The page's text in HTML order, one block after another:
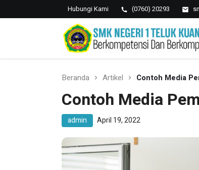
Hubungi Kami (0760) 20293
SMK NEGERI 1 TELUK
KUANTAN
Berkopetensi Dan Berkompetisi
Beranda Artikel Contoh Media
Contoh Media
admin April 19, 2022